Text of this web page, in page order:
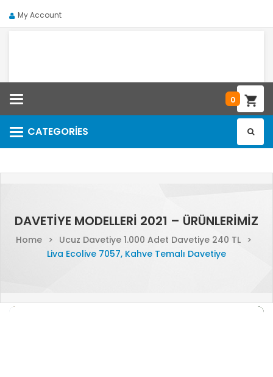
My Account
0
CATEGORIES
Categories
DAVETIYE MODELLERI 2021 – ÜRÜNLERIMIZ
Home > Ucuz Davetiye 1.000 Adet Davetiye 240 TL
>
Liva Ecolive 7057, Kahve Temalı Davetiye